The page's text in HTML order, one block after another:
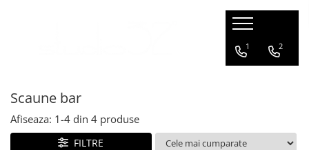
Canapele
Comode
Console TV
Scaune bar
Fotolii
Canapele
Lampadare
Lampi suspendate
Plafoniere
1 2
Scaune bar
Afiseaza: 1-4 din 4 produse
FILTRE